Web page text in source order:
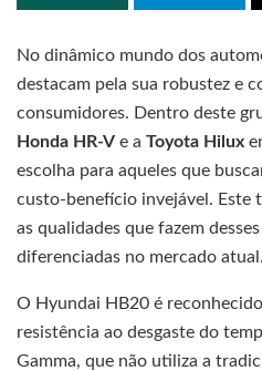
No dinâmico mundo dos
destacam pela sua robustez e
consumidores. Dentro deste
Honda HR-V e a Toyota Hilux
escolha para aqueles que
custo-benefício invejável. Este
as qualidades que fazem
diferenciadas no mercado atual.
O Hyundai HB20 é
resistência ao desgaste do
Gamma, que não utiliza a